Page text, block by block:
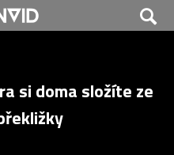
si doma složíte ze